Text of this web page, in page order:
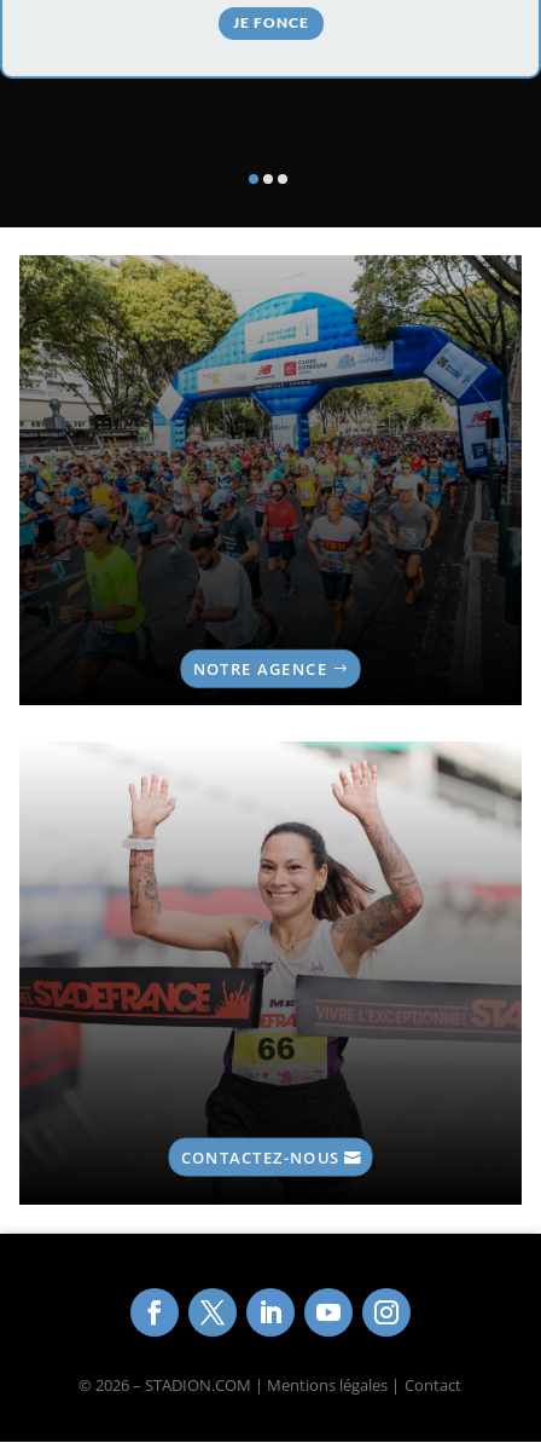
JE FONCE
NOTRE AGENCE
CONTACTEZ-NOUS
© 2026 – STADION.COM | Mentions légales | Contact